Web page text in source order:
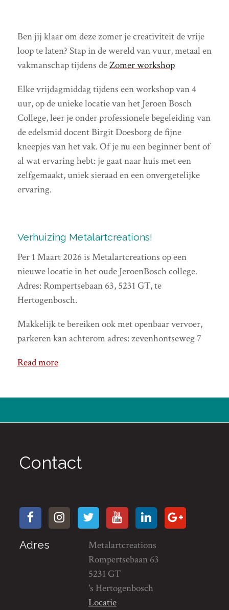
Ben jij klaar om deze zomer je creativiteit de vrije
loop te laten? Stap in de wereld van vuur, metaal en
vakmanschap tijdens deZomer workshop
Elke vrijdagmiddag tijdens een workshop van 4
uur, op de unieke locatie van het Jeroen Bosch
College, leer je onder professionele begeleiding van
de edelsmid docent Birgit Doesborg de fijne
kneepjes van het vak. Of je nu een beginner bent of
al wat ervaring hebt: je gaat naar huis met een
zelfgemaakt, uniek sieraad en een onvergetelijke
ervaring.
Verhuizing Metalartcreations!
Per 1 Maart 2026 is Metalartcreations op een
nieuwe locatie in het oude JeroenBosch college.
Adres: Rompertsebaan 63, 5231 GT, te
Hertogenbosch.
Makkelijk te bereiken ook met openbaar vervoer,
parkeren kan achterom adres: zevenhontseweg 7
Read more
Contact
Adres
Metalartcreations
Rompertsebaan 63
5231 GT
's Hertogenbosch
Locatie